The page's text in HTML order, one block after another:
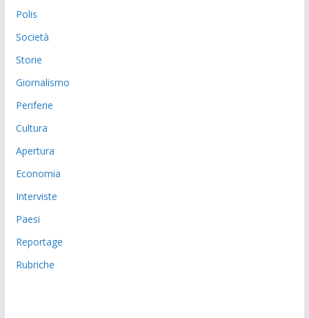
Polis
Società
Storie
Giornalismo
Periferie
Cultura
Apertura
Economia
Interviste
Paesi
Reportage
Rubriche